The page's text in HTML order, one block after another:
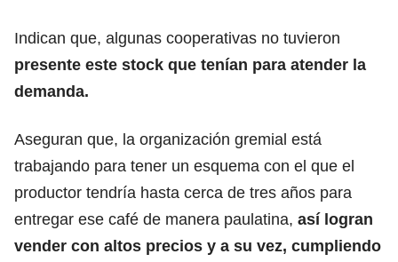
Indican que, algunas cooperativas no tuvieron
presente este stock que tenían para atender la
demanda.
Aseguran que, la organización gremial está
trabajando para tener un esquema con el que el
productor tendría hasta cerca de tres años para
entregar ese café de manera paulatina, así logran
vender con altos precios y a su vez, cumpliendo